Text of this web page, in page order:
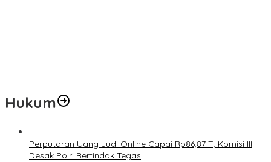
Hukum
Perputaran Uang Judi Online Capai Rp86,87 T, Komisi III
Desak Polri Bertindak Tegas